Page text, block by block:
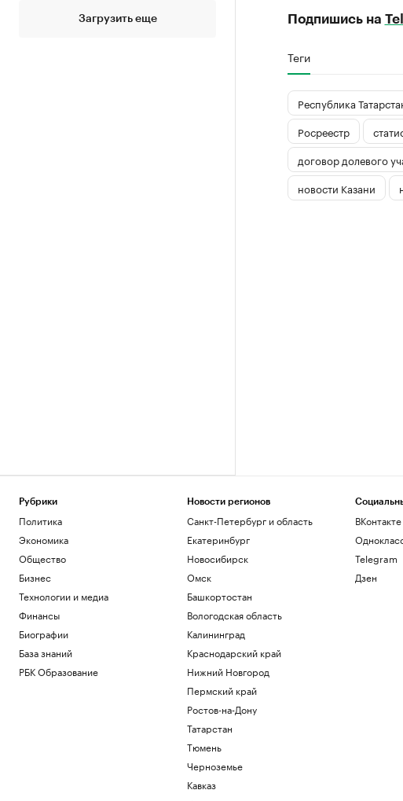
Загрузить еще Подпишись на
Теги
Республика
Росреестр
договор долевого
новости Казани
Рубрики
Политика
Экономика
Общество
Бизнес
Технологии и медиа
Финансы
Биографии
База знаний
РБК Образование
Новости регионов
Санкт-Петербург и область
Екатеринбург
Новосибирск
Омск
Башкортостан
Вологодская область
Калининград
Краснодарский край
Нижний Новгород
Пермский край
Ростов-на-Дону
Татарстан
Тюмень
Черноземье
Кавказ
ВКонтакте
Telegram
Дзен